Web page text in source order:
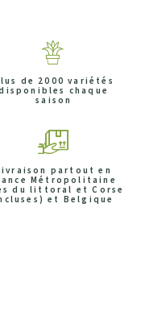
de 2000 variétés
chaque
saison
partout en
Métropolitaine
du littoral et Corse
et Belgique